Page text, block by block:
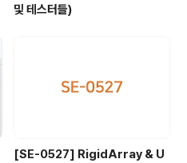
및 테스터들)
[SE-0527] RigidArray & U